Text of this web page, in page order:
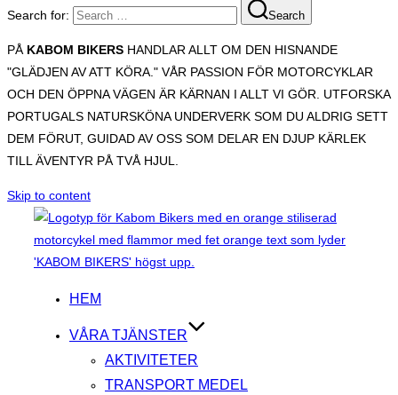
Search for: Search
PÅ KABOM BIKERS HANDLAR ALLT OM DEN HISNANDE
"GLÄDJEN AV ATT KÖRA." VÅR PASSION FÖR MOTORCYKLAR
OCH DEN ÖPPNA VÄGEN ÄR KÄRNAN I ALLT VI GÖR. UTFORSKA
PORTUGALS NATURSKÖNA UNDERVERK SOM DU ALDRIG SETT
DEM FÖRUT, GUIDAD AV OSS SOM DELAR EN DJUP KÄRLEK
TILL ÄVENTYR PÅ TVÅ HJUL.
Skip to content
HEM
VÅRA TJÄNSTER
AKTIVITETER
TRANSPORT MEDEL